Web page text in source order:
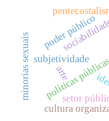
políticas
subjetividade
cultura
minorias sexuais
poder público
arte
setor